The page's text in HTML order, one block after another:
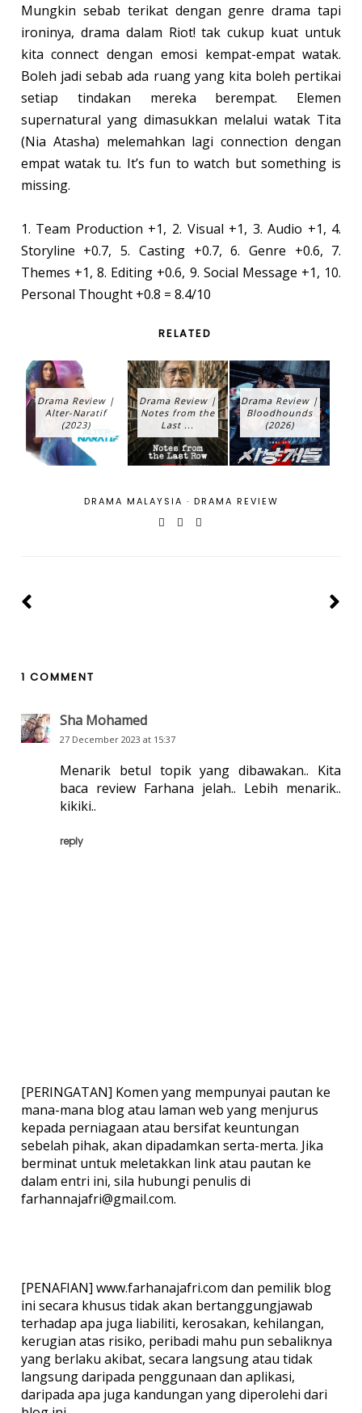
Mungkin sebab terikat dengan genre drama tapi
ironinya, drama dalam Riot! tak cukup kuat untuk
kita connect dengan emosi kempat-empat watak.
Boleh jadi sebab ada ruang yang kita boleh pertikai
setiap tindakan mereka berempat. Elemen
supernatural yang dimasukkan melalui watak Tita
(Nia Atasha) melemahkan lagi connection dengan
empat watak tu. It’s fun to watch but something is
missing.
1. Team Production +1, 2. Visual +1, 3. Audio +1, 4.
Storyline +0.7, 5. Casting +0.7, 6. Genre +0.6, 7.
Themes +1, 8. Editing +0.6, 9. Social Message +1, 10.
Personal Thought +0.8 = 8.4/10
RELATED
Drama Review |
Alter-Naratif
(2023)
Drama Review |
Notes from the
Last ...
Drama Review |
Bloodhounds
(2026)
DRAMA MALAYSIA · DRAMA REVIEW
1 COMMENT
Sha Mohamed
27 December 2023 at 15:37
Menarik betul topik yang dibawakan.. Kita
baca review Farhana jelah.. Lebih menarik..
kikiki..
reply
[PERINGATAN] Komen yang mempunyai pautan ke
mana-mana blog atau laman web yang menjurus
kepada perniagaan atau bersifat keuntungan
sebelah pihak, akan dipadamkan serta-merta. Jika
berminat untuk meletakkan link atau pautan ke
dalam entri ini, sila hubungi penulis di
farhannajafri@gmail.com.
[PENAFIAN] www.farhanajafri.com dan pemilik blog
ini secara khusus tidak akan bertanggungjawab
terhadap apa juga liabiliti, kerosakan, kehilangan,
kerugian atas risiko, peribadi mahu pun sebaliknya
yang berlaku akibat, secara langsung atau tidak
langsung daripada penggunaan dan aplikasi,
daripada apa juga kandungan yang diperolehi dari